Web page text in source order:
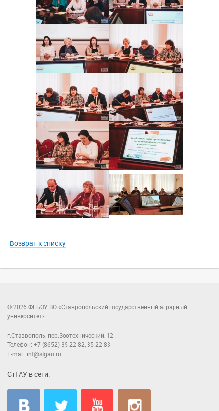
Возврат к списку
© 2026 ФГБОУ ВО «Ставропольский государственный аграрный
университет»
г.Ставрополь, пер.Зоотехнический, 12.
Телефон: +7 (8652) 35-22-82, 35-22-83
E-mail: inf@stgau.ru
СтГАУ в сети: